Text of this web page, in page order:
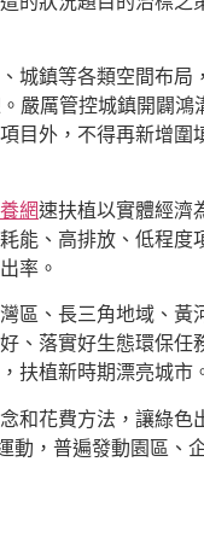
城鎮等各類空間布局
嚴厲管控城鎮開闢
目外，不得再新增
網速扶植以實體經濟
、高排放、低程
率。
區、長三角地域、
落實好生態環保
扶植新時期漂亮城市
花費方法，讓綠
，普遍發動園區